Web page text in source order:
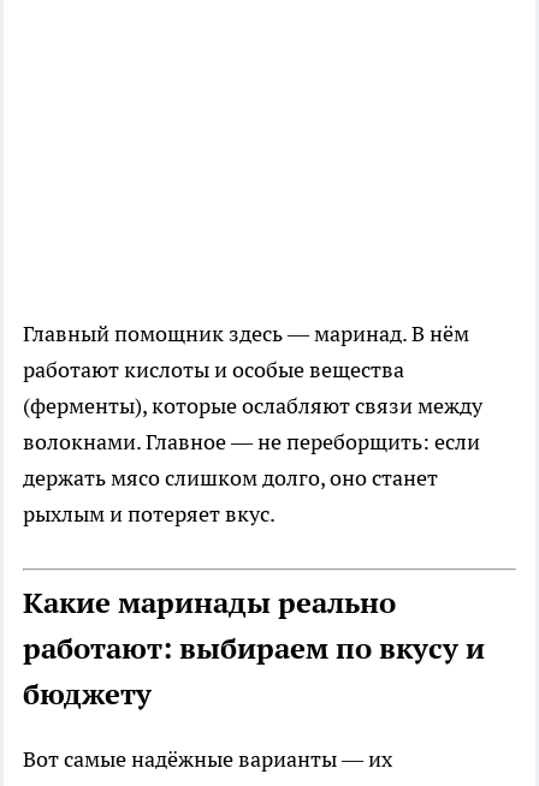
Главный помощник здесь — маринад. В нём
работают кислоты и особые вещества
(ферменты), которые ослабляют связи между
волокнами. Главное — не переборщить: если
держать мясо слишком долго, оно станет
рыхлым и потеряет вкус.
Какие маринады реально
работают: выбираем по вкусу и
бюджету
Вот самые надёжные варианты — их